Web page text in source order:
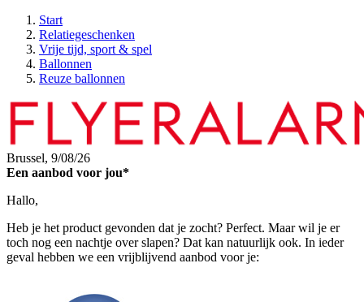
Start
Relatiegeschenken
Vrije tijd, sport & spel
Ballonnen
Reuze ballonnen
Brussel, 9/08/26
Een aanbod voor jou*
Hallo,
Heb je het product gevonden dat je zocht? Perfect. Maar wil je er
toch nog een nachtje over slapen? Dat kan natuurlijk ook. In ieder
geval hebben we een vrijblijvend aanbod voor je: